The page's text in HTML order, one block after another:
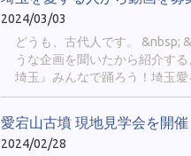
レストハウス」でした。
2024/03/03
どうも、古代人です。 &nbsp;
うな企画を聞いたから紹介するよ！ 企画名は「『ニュー咲
埼玉』みんなで踊ろう！埼玉
から短い動画を募集している
愛宕山古墳 現地見学会を開
2024/02/28